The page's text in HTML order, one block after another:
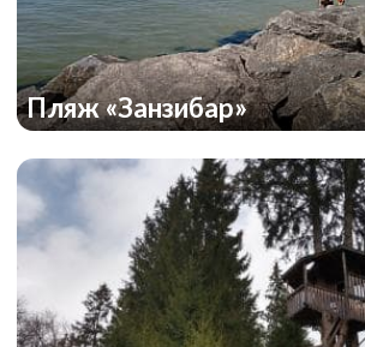
Пляж «Занзибар»